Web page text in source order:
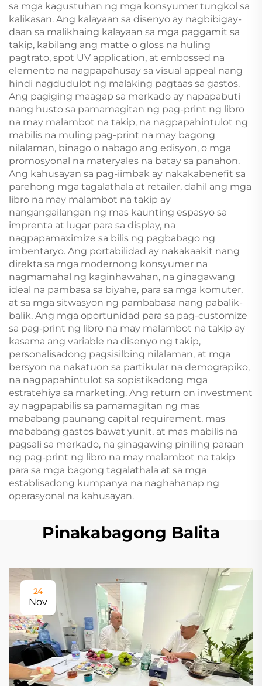
sa mga kagustuhan ng mga konsyumer tungkol sa
kalikasan. Ang kalayaan sa disenyo ay nagbibigay-
daan sa malikhaing kalayaan sa mga paggamit sa
takip, kabilang ang matte o gloss na huling
pagtrato, spot UV application, at embossed na
elemento na nagpapahusay sa visual appeal nang
hindi nagdudulot ng malaking pagtaas sa gastos.
Ang pagiging maagap sa merkado ay napapabuti
nang husto sa pamamagitan ng pag-print ng libro
na may malambot na takip, na nagpapahintulot ng
mabilis na muling pag-print na may bagong
nilalaman, binago o nabago ang edisyon, o mga
promosyonal na materyales na batay sa panahon.
Ang kahusayan sa pag-iimbak ay nakakabenefit sa
parehong mga tagalathala at retailer, dahil ang mga
libro na may malambot na takip ay
nangangailangan ng mas kaunting espasyo sa
imprenta at lugar para sa display, na
nagpapamaximize sa bilis ng pagbabago ng
imbentaryo. Ang portabilidad ay nakakaakit nang
direkta sa mga modernong konsyumer na
nagmamahal ng kaginhawahan, na ginagawang
ideal na pambasa sa biyahe, para sa mga komuter,
at sa mga sitwasyon ng pambabasa nang pabalik-
balik. Ang mga oportunidad para sa pag-customize
sa pag-print ng libro na may malambot na takip ay
kasama ang variable na disenyo ng takip,
personalisadong pagsisilbing nilalaman, at mga
bersyon na nakatuon sa partikular na demograpiko,
na nagpapahintulot sa sopistikadong mga
estratehiya sa marketing. Ang return on investment
ay nagpapabilis sa pamamagitan ng mas
mababang paunang capital requirement, mas
mababang gastos bawat yunit, at mas mabilis na
pagsali sa merkado, na ginagawing piniling paraan
ng pag-print ng libro na may malambot na takip
para sa mga bagong tagalathala at sa mga
establisadong kumpanya na naghahanap ng
operasyonal na kahusayan.
Pinakabagong Balita
24
Nov